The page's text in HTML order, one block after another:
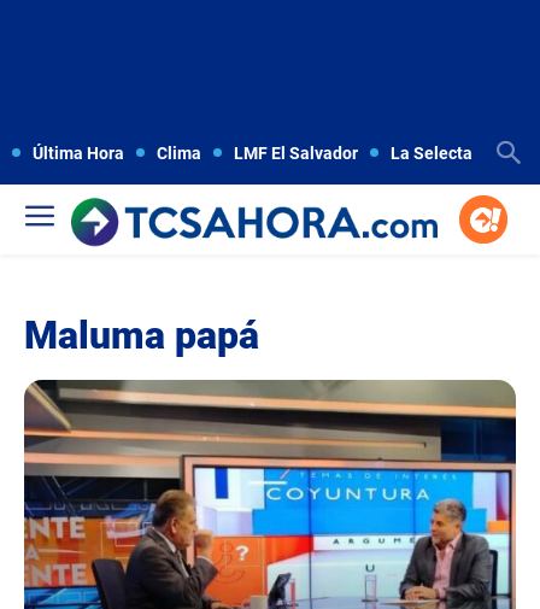
Última Hora Clima LMF El Salvador La Selecta
Maluma papá